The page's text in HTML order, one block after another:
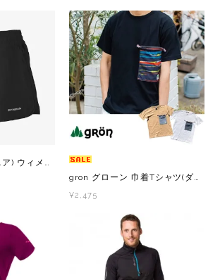
patagonia(パタゴニア) ウィメンズ・ナイン・トレイルズ・ショーツ 6インチ レディース ショートパンツ
gron グローン 巾着Tシャツ(ダンガリー) 120314
¥2,475